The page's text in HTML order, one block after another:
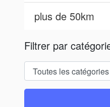
plus de 50km
Filtrer par